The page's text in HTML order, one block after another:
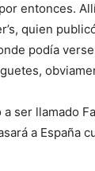
entonces.
quien
podía
ser llamado
a España